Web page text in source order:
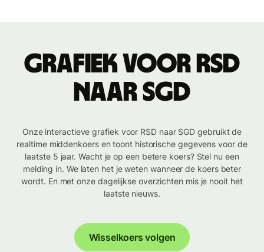
Grafiek voor RSD
naar SGD
Onze interactieve grafiek voor RSD naar SGD gebruikt de
realtime middenkoers en toont historische gegevens voor de
laatste 5 jaar. Wacht je op een betere koers? Stel nu een
melding in. We laten het je weten wanneer de koers beter
wordt. En met onze dagelijkse overzichten mis je nooit het
laatste nieuws.
Wisselkoers volgen